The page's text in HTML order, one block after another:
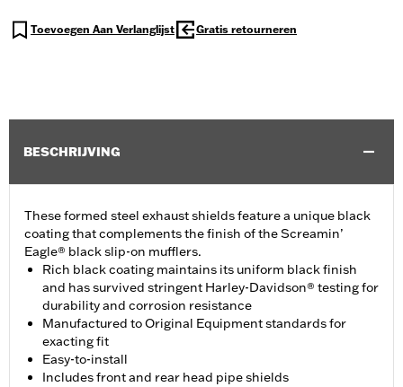
Toevoegen Aan Verlanglijst Gratis retourneren
BESCHRIJVING
These formed steel exhaust shields feature a unique black
coating that complements the finish of the Screamin’
Eagle® black slip-on mufflers.
Rich black coating maintains its uniform black finish
and has survived stringent Harley-Davidson® testing for
durability and corrosion resistance
Manufactured to Original Equipment standards for
exacting fit
Easy-to-install
Includes front and rear head pipe shields